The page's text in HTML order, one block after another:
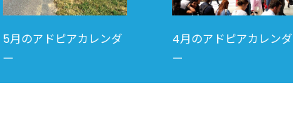
5月のアドピアカレンダ
ー
4月のアドピアカレンダ
ー